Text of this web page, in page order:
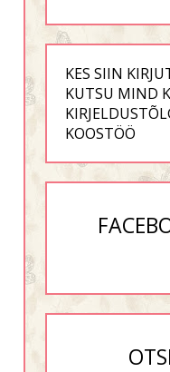
KES SIIN
KUTSU MIND
KOOSTÖÖ